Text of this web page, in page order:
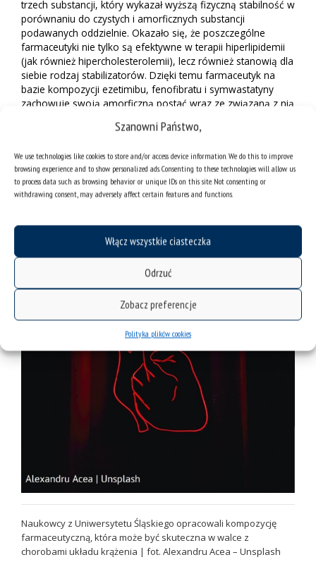
Szanowni Państwo,
We use technologies like cookies to store and/or access device information. We do this to improve
browsing experience and to show personalized ads. Consenting to these technologies will allow us
to process data such as browsing behavior or unique IDs on this site. Not consenting or
withdrawing consent, may adversely affect certain features and functions.
Włącz wszystkie ciasteczka
Odrzuć
Zobacz preferencje
Polityka plików cookies
trzech substancji, który wykazał wyższą fizyczną stabilność w
porównaniu do czystych i amorficznych substancji
podawanych oddzielnie. Okazało się, że poszczególne
farmaceutyki nie tylko są efektywne w terapii hiperlipidemii
(jak również hipercholesterolemii), lecz również stanowią dla
siebie rodzaj stabilizatorów. Dzięki temu farmaceutyk na
bazie kompozycji ezetimibu, fenofibratu i symwastatyny
zachowuje swoją amorficzną postać wraz ze związaną z nią
przechowywania leków. Rozwiązanie zostało objęte
Autorami wynalazku są: prof. dr hab. Marian Paluch, dr inż.
Justyna Knapik-Kowalczuk, prof. UŚ, mgr Daniel Kramarczyk,
dr Krzysztof Chmiel, mgr Zuzanna Mrozek oraz mgr Alfred
Naukowcy z Uniwersytetu Śląskiego opracowali kompozycję
farmaceutyczną, która może być skuteczna w walce z
chorobami układu krążenia | fot. Alexandru Acea – Unsplash